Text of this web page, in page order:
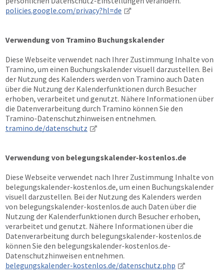
policies.google.com/privacy?hl=de
Verwendung von Tramino Buchungskalender
Diese Webseite verwendet nach Ihrer Zustimmung Inhalte von
Tramino, um einen Buchungskalender visuell darzustellen. Bei
der Nutzung des Kalenders werden von Tramino auch Daten
über die Nutzung der Kalenderfunktionen durch Besucher
erhoben, verarbeitet und genutzt. Nähere Informationen über
die Datenverarbeitung durch Tramino können Sie den
Tramino-Datenschutzhinweisen entnehmen.
tramino.de/datenschutz
Verwendung von belegungskalender-kostenlos.de
Diese Webseite verwendet nach Ihrer Zustimmung Inhalte von
belegungskalender-kostenlos.de, um einen Buchungskalender
visuell darzustellen. Bei der Nutzung des Kalenders werden
von belegungskalender-kostenlos.de auch Daten über die
Nutzung der Kalenderfunktionen durch Besucher erhoben,
verarbeitet und genutzt. Nähere Informationen über die
Datenverarbeitung durch belegungskalender-kostenlos.de
können Sie den belegungskalender-kostenlos.de-
Datenschutzhinweisen entnehmen.
belegungskalender-kostenlos.de/datenschutz.php